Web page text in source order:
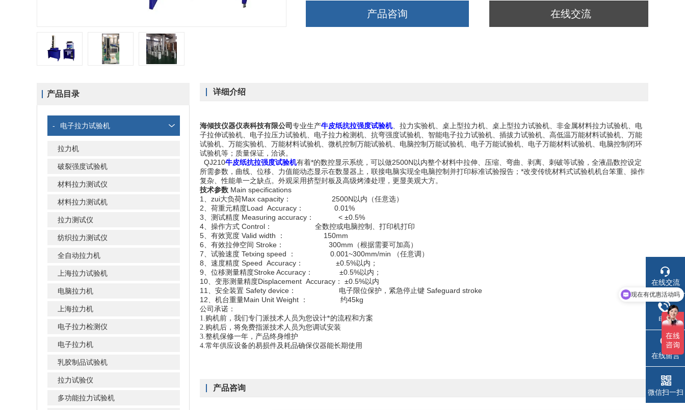
产品咨询 在线交流
产品目录
- 电子拉力试验机
拉力机
破裂强度试验机
材料拉力测试仪
材料拉力测试机
拉力测试仪
纺织拉力测试仪
全自动拉力机
上海拉力试验机
电脑拉力机
上海拉力机
电子拉力检测仪
电子拉力机
乳胶制品试验机
拉力试验仪
多功能拉力试验机
详细介绍
海倾技仪器仪表科技有限公司专业生产牛皮纸抗拉强度试验机、拉力实验机、桌上型拉力机、桌上型拉力试验机、非金属材料拉力试验机、电
子拉伸试验机、电子拉压力试验机、电子拉力检测机、抗弯强度试验机、智能电子拉力试验机、插拔力试验机、高低温万能材料试验机、万能
试验机、万能实验机、万能材料试验机、微机控制万能试验机、电脑控制万能试验机、电子万能试验机、电子万能材料试验机、电脑控制闭环
试验机等；质量保证，洽谈。
QJ210牛皮纸抗拉强度试验机有着*的数控显示系统，可以做2500N以内整个材料中拉伸、压缩、弯曲、剥离、刺破等试验，全液晶数控设定
所需参数，曲线、位移、力值能动态显示在数显器上，联接电脑实现全电脑控制并打印标准试验报告；*改变传统材料式试验机机台笨重、操作
复杂、性能单一之缺点。外观采用挤型封板及高级烤漆处理，更显美观大方。
技术参数 Main specifications
1、zui大负荷Max capacity： 2500N以内（任意选）
2、荷重元精度Load Accuracy： 0.01%
3、测试精度 Measuring accuracy： < ±0.5%
4、操作方式 Control： 全数控或电脑控制、打印机打印
5、有效宽度 Valid width ： 150mm
6、有效拉伸空间 Stroke： 300mm（根据需要可加高）
7、试验速度 Tetxing speed ： 0.001~300mm/min （任意调）
8、速度精度 Speed Accuracy： ±0.5%以内；
9、位移测量精度Stroke Accuracy： ±0.5%以内；
10、变形测量精度Displacement Accuracy： ±0.5%以内
11、安全装置 Safety device： 电子限位保护，紧急停止键 Safeguard stroke
12、机台重量Main Unit Weight ： 约45kg
公司承诺：
1.购机前，我们专门派技术人员为您设计*的流程和方案
2.购机后，将免费指派技术人员为您调试安装
3.整机保修一年，产品终身维护
4.常年供应设备的易损件及耗品确保仪器能长期使用
产品咨询
在线交流
电话
在线留言
微信扫一扫
可以介绍下你们的产品么
现在有优惠活动吗